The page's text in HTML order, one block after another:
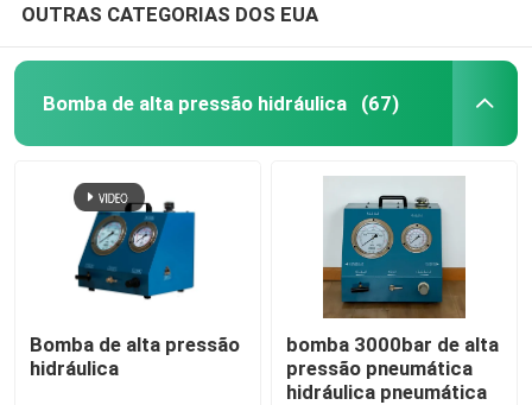
OUTRAS CATEGORIAS DOS EUA
Bomba de alta pressão hidráulica (67)
Bomba de alta pressão
hidráulica
bomba 3000bar de alta
pressão pneumática
hidráulica pneumática